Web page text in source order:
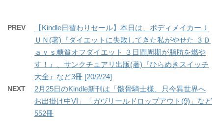
PREV
【Kindle日替わりセール】本日は、ボディメイカーＪ
ＵＮ(著)『ダイエットに失敗してきた私がやせた ３Ｄ
ａｙｓ糖質オフダイエット ３日間周期が脂肪を燃や
す！』、サンクチュアリ出版(著)『ひらめきスイッチ
大全』など3冊 [20/2/24]
NEXT
2月25日のKindle新刊は「骸骨騎士様、只今異世界へ
お出掛け中VI」「ガヴリールドロップアウト(9)」など
552冊